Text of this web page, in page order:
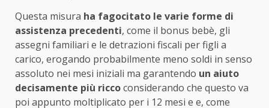
Questa misura ha fagocitato le varie forme di
assistenza precedenti, come il bonus bebè, gli
assegni familiari e le detrazioni fiscali per figli a
carico, erogando probabilmente meno soldi in senso
assoluto nei mesi iniziali ma garantendo un aiuto
decisamente più riccoconsiderando che questo va
poi appunto moltiplicato per i 12 mesi e e, come